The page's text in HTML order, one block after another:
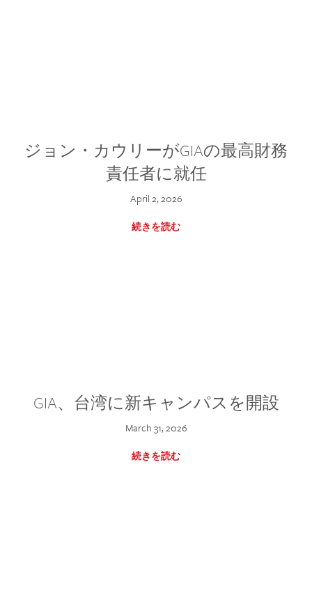
ジョン・カウリーがGIAの最高財務
責任者に就任
April 2, 2026
続きを読む
GIA、台湾に新キャンパスを開設
March 31, 2026
続きを読む